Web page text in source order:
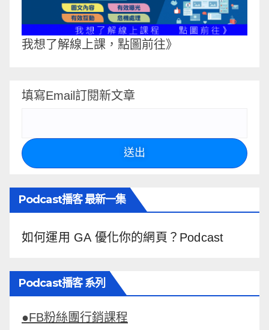
我想了解線上課，點圖前往》
填寫Email訂閱新文章
送出
Podcast播客 最新一集
如何運用 GA 優化你的網頁？Podcast
Podcast播客 系列
●FB粉絲團行銷課程